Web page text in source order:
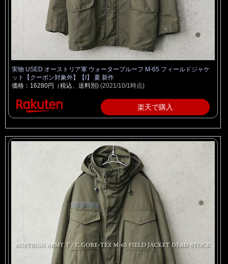
実物 USED オーストリア軍 ウォータープルーフ M-65 フィールドジャケ
ット【クーポン対象外】【I】 夏 新作
価格：16280円（税込、送料別) (2021/10/1時点)
楽天で購入